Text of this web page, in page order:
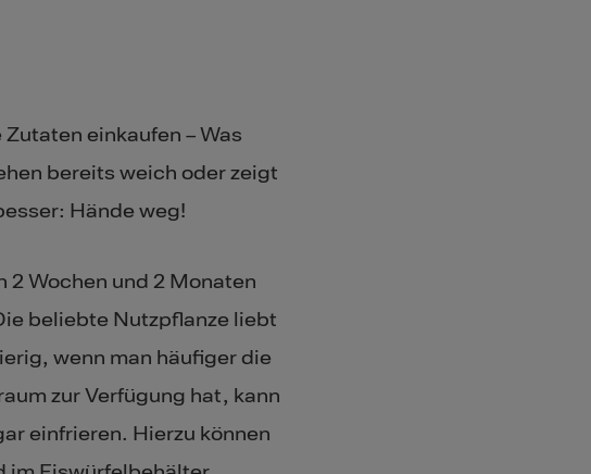
einkaufen – Was
bereits weich oder zeigt
Hände weg!
Wochen und 2 Monaten
beliebte Nutzpflanze liebt
wenn man häufiger die
zur Verfügung hat, kann
einfrieren. Hierzu können